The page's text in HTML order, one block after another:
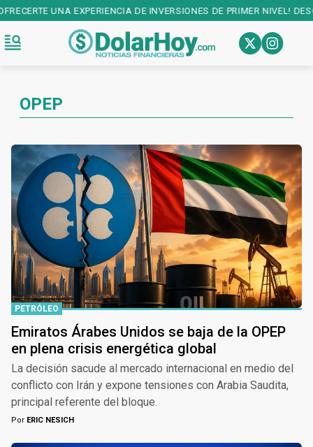
DE INVERSIONES DE PRIMER NIVEL! DESCARGALA EN: PLAY STORE
OPEP
PETRÓLEO
Emiratos Árabes Unidos se baja de la OPEP
en plena crisis energética global
La decisión sacude al mercado internacional en medio del
conflicto con Irán y expone tensiones con Arabia Saudita,
principal referente del bloque.
Por ERIC NESICH